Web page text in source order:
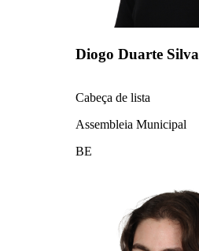
Diogo Duarte Silva
Cabeça de lista
Assembleia Municipal
BE